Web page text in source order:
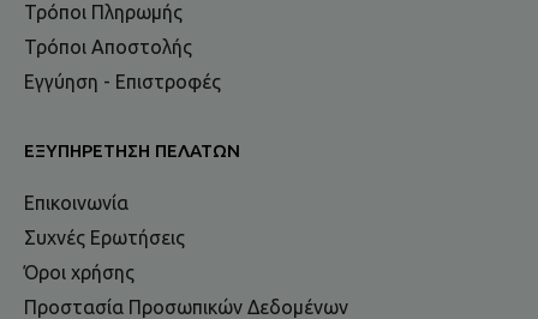
Τρόποι Πληρωμής
Τρόποι Αποστολής
Εγγύηση - Επιστροφές
ΕΞΥΠΗΡΈΤΗΣΗ ΠΕΛΑΤΏΝ
Επικοινωνία
Συχνές Ερωτήσεις
Όροι χρήσης
Προστασία Προσωπικών Δεδομένων